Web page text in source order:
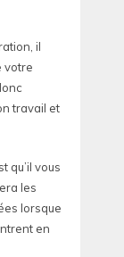
il
votre
travail et
qu’il vous
les
lorsque
en